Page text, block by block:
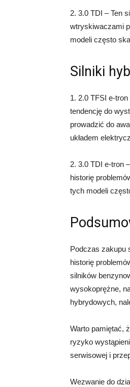
2. 3.0 TDI – Ten
wtryskiwaczami
modeli często
Silniki
1. 2.0 TFSI e-
tendencję do
prowadzić do
układem
2. 3.0 TDI e-tron
historię
tych modeli
Podczas zakupu
historię
silników
wysokoprężne,
hybrydowych,
Warto pamiętać,
ryzyko
serwisowej i
Wezwanie do